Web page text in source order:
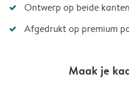
Ontwerp op beide kanten
Afgedrukt op premium
Maak je